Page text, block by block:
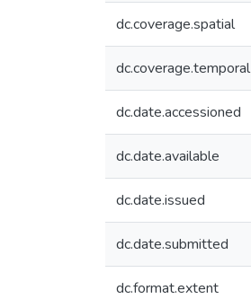
dc.coverage.spatial
dc.coverage.temporal
dc.date.accessioned
dc.date.available
dc.date.issued
dc.date.submitted
dc.format.extent